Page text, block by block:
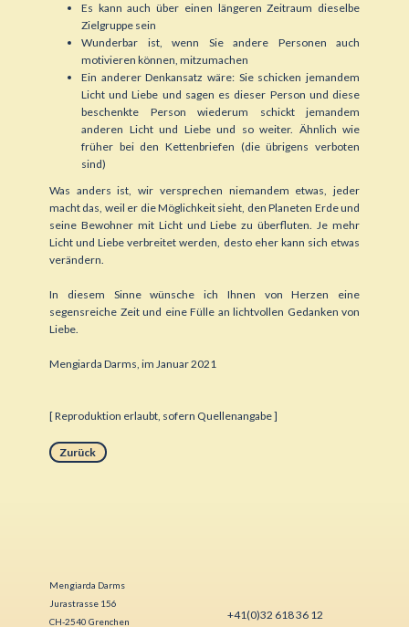
Es kann auch über einen längeren Zeitraum dieselbe
Zielgruppe sein
Wunderbar ist, wenn Sie andere Personen auch
motivieren können, mitzumachen
Ein anderer Denkansatz wäre: Sie schicken jemandem
Licht und Liebe und sagen es dieser Person und diese
beschenkte Person wiederum schickt jemandem
anderen Licht und Liebe und so weiter. Ähnlich wie
früher bei den Kettenbriefen (die übrigens verboten
sind)
Was anders ist, wir versprechen niemandem etwas, jeder
macht das, weil er die Möglichkeit sieht, den Planeten Erde und
seine Bewohner mit Licht und Liebe zu überfluten. Je mehr
Licht und Liebe verbreitet werden, desto eher kann sich etwas
verändern.
In diesem Sinne wünsche ich Ihnen von Herzen eine
segensreiche Zeit und eine Fülle an lichtvollen Gedanken von
Liebe.
Mengiarda Darms, im Januar 2021
[ Reproduktion erlaubt, sofern Quellenangabe ]
Zurück
Mengiarda Darms
Jurastrasse 156
CH-2540 Grenchen
+41(0)32 618 36 12